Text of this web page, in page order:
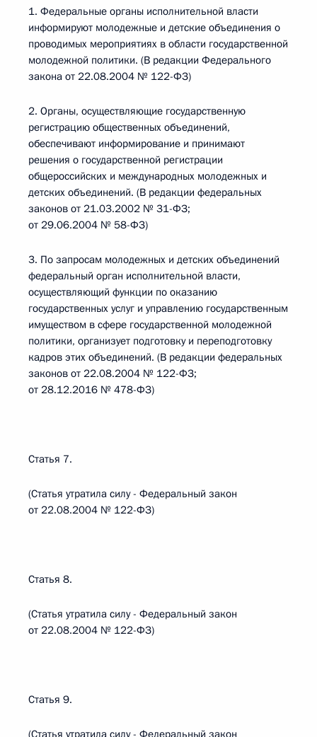
1. Федеральные органы исполнительной власти
информируют молодежные и детские объединения о
проводимых мероприятиях в области государственной
молодежной политики. (В редакции Федерального
закона от 22.08.2004 № 122-ФЗ)
2. Органы, осуществляющие государственную
регистрацию общественных объединений,
обеспечивают информирование и принимают
решения о государственной регистрации
общероссийских и международных молодежных и
детских объединений. (В редакции федеральных
законов от 21.03.2002 № 31-ФЗ;
от 29.06.2004 № 58-ФЗ)
3. По запросам молодежных и детских объединений
федеральный орган исполнительной власти,
осуществляющий функции по оказанию
государственных услуг и управлению государственным
имуществом в сфере государственной молодежной
политики, организует подготовку и переподготовку
кадров этих объединений. (В редакции федеральных
законов от 22.08.2004 № 122-ФЗ;
от 28.12.2016 № 478-ФЗ)
Статья 7.
(Статья утратила силу - Федеральный закон
от 22.08.2004 № 122-ФЗ)
Статья 8.
(Статья утратила силу - Федеральный закон
от 22.08.2004 № 122-ФЗ)
Статья 9.
(Статья утратила силу - Федеральный закон